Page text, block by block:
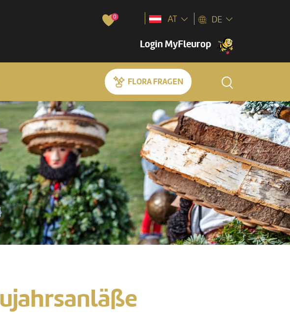
0
Login MyFleurop
AT DE
FLORA FRAGEN